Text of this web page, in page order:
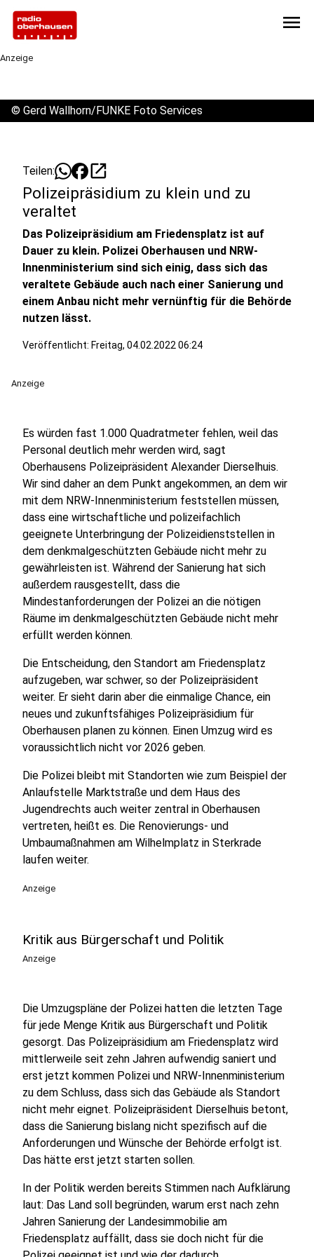
menu
Anzeige
© Gerd Wallhorn/FUNKE Foto Services
Teilen: open_in_new
Polizeipräsidium zu klein und zu
veraltet
Das Polizeipräsidium am Friedensplatz ist auf
Dauer zu klein. Polizei Oberhausen und NRW-
Innenministerium sind sich einig, dass sich das
veraltete Gebäude auch nach einer Sanierung und
einem Anbau nicht mehr vernünftig für die Behörde
nutzen lässt.
Veröffentlicht: Freitag, 04.02.2022 06:24
Anzeige
Es würden fast 1.000 Quadratmeter fehlen, weil das
Personal deutlich mehr werden wird, sagt
Oberhausens Polizeipräsident Alexander Dierselhuis.
Wir sind daher an dem Punkt angekommen, an dem wir
mit dem NRW-Innenministerium feststellen müssen,
dass eine wirtschaftliche und polizeifachlich
geeignete Unterbringung der Polizeidienststellen in
dem denkmalgeschützten Gebäude nicht mehr zu
gewährleisten ist. Während der Sanierung hat sich
außerdem rausgestellt, dass die
Mindestanforderungen der Polizei an die nötigen
Räume im denkmalgeschützten Gebäude nicht mehr
erfüllt werden können.
Die Entscheidung, den Standort am Friedensplatz
aufzugeben, war schwer, so der Polizeipräsident
weiter. Er sieht darin aber die einmalige Chance, ein
neues und zukunftsfähiges Polizeipräsidium für
Oberhausen planen zu können. Einen Umzug wird es
voraussichtlich nicht vor 2026 geben.
Die Polizei bleibt mit Standorten wie zum Beispiel der
Anlaufstelle Marktstraße und dem Haus des
Jugendrechts auch weiter zentral in Oberhausen
vertreten, heißt es. Die Renovierungs- und
Umbaumaßnahmen am Wilhelmplatz in Sterkrade
laufen weiter.
Anzeige
Kritik aus Bürgerschaft und Politik
Anzeige
Die Umzugspläne der Polizei hatten die letzten Tage
für jede Menge Kritik aus Bürgerschaft und Politik
gesorgt. Das Polizeipräsidium am Friedensplatz wird
mittlerweile seit zehn Jahren aufwendig saniert und
erst jetzt kommen Polizei und NRW-Innenministerium
zu dem Schluss, dass sich das Gebäude als Standort
nicht mehr eignet. Polizeipräsident Dierselhuis betont,
dass die Sanierung bislang nicht spezifisch auf die
Anforderungen und Wünsche der Behörde erfolgt ist.
Das hätte erst jetzt starten sollen.
In der Politik werden bereits Stimmen nach Aufklärung
laut: Das Land soll begründen, warum erst nach zehn
Jahren Sanierung der Landesimmobilie am
Friedensplatz auffällt, dass sie doch nicht für die